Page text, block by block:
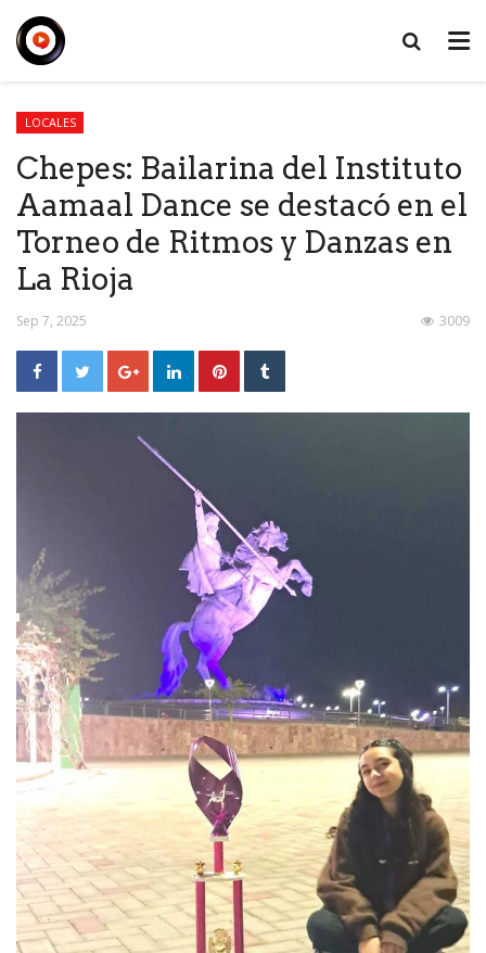
LOCALES
Chepes: Bailarina del Instituto
Aamaal Dance se destacó en el
Torneo de Ritmos y Danzas en
La Rioja
Sep 7, 2025 3009